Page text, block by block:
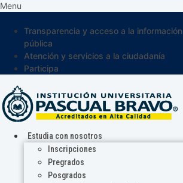
Menu
Transparencia y acceso a la información
pública
Atención y servicios a la ciudadanía
Participa
Estudia con nosotros
Inscripciones
Pregrados
Posgrados